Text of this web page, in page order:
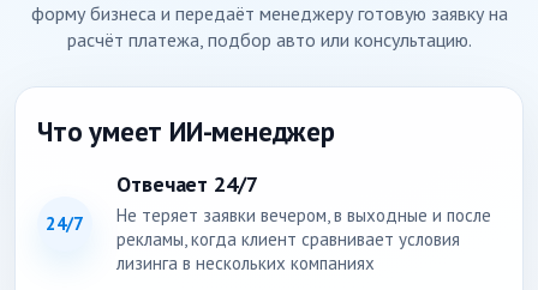
форму бизнеса и передаёт менеджеру готовую заявку на
расчёт платежа, подбор авто или консультацию.
Что умеет ИИ-менеджер
24/7
Отвечает 24/7
Не теряет заявки вечером, в выходные и после
рекламы, когда клиент сравнивает условия
лизинга в нескольких компаниях